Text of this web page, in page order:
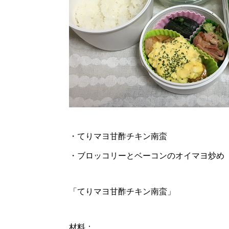
・てりマヨ甘酢チキン南蛮
・ブロッコリーとベーコンのオイマヨ炒め
「てりマヨ甘酢チキン南蛮」
材料：